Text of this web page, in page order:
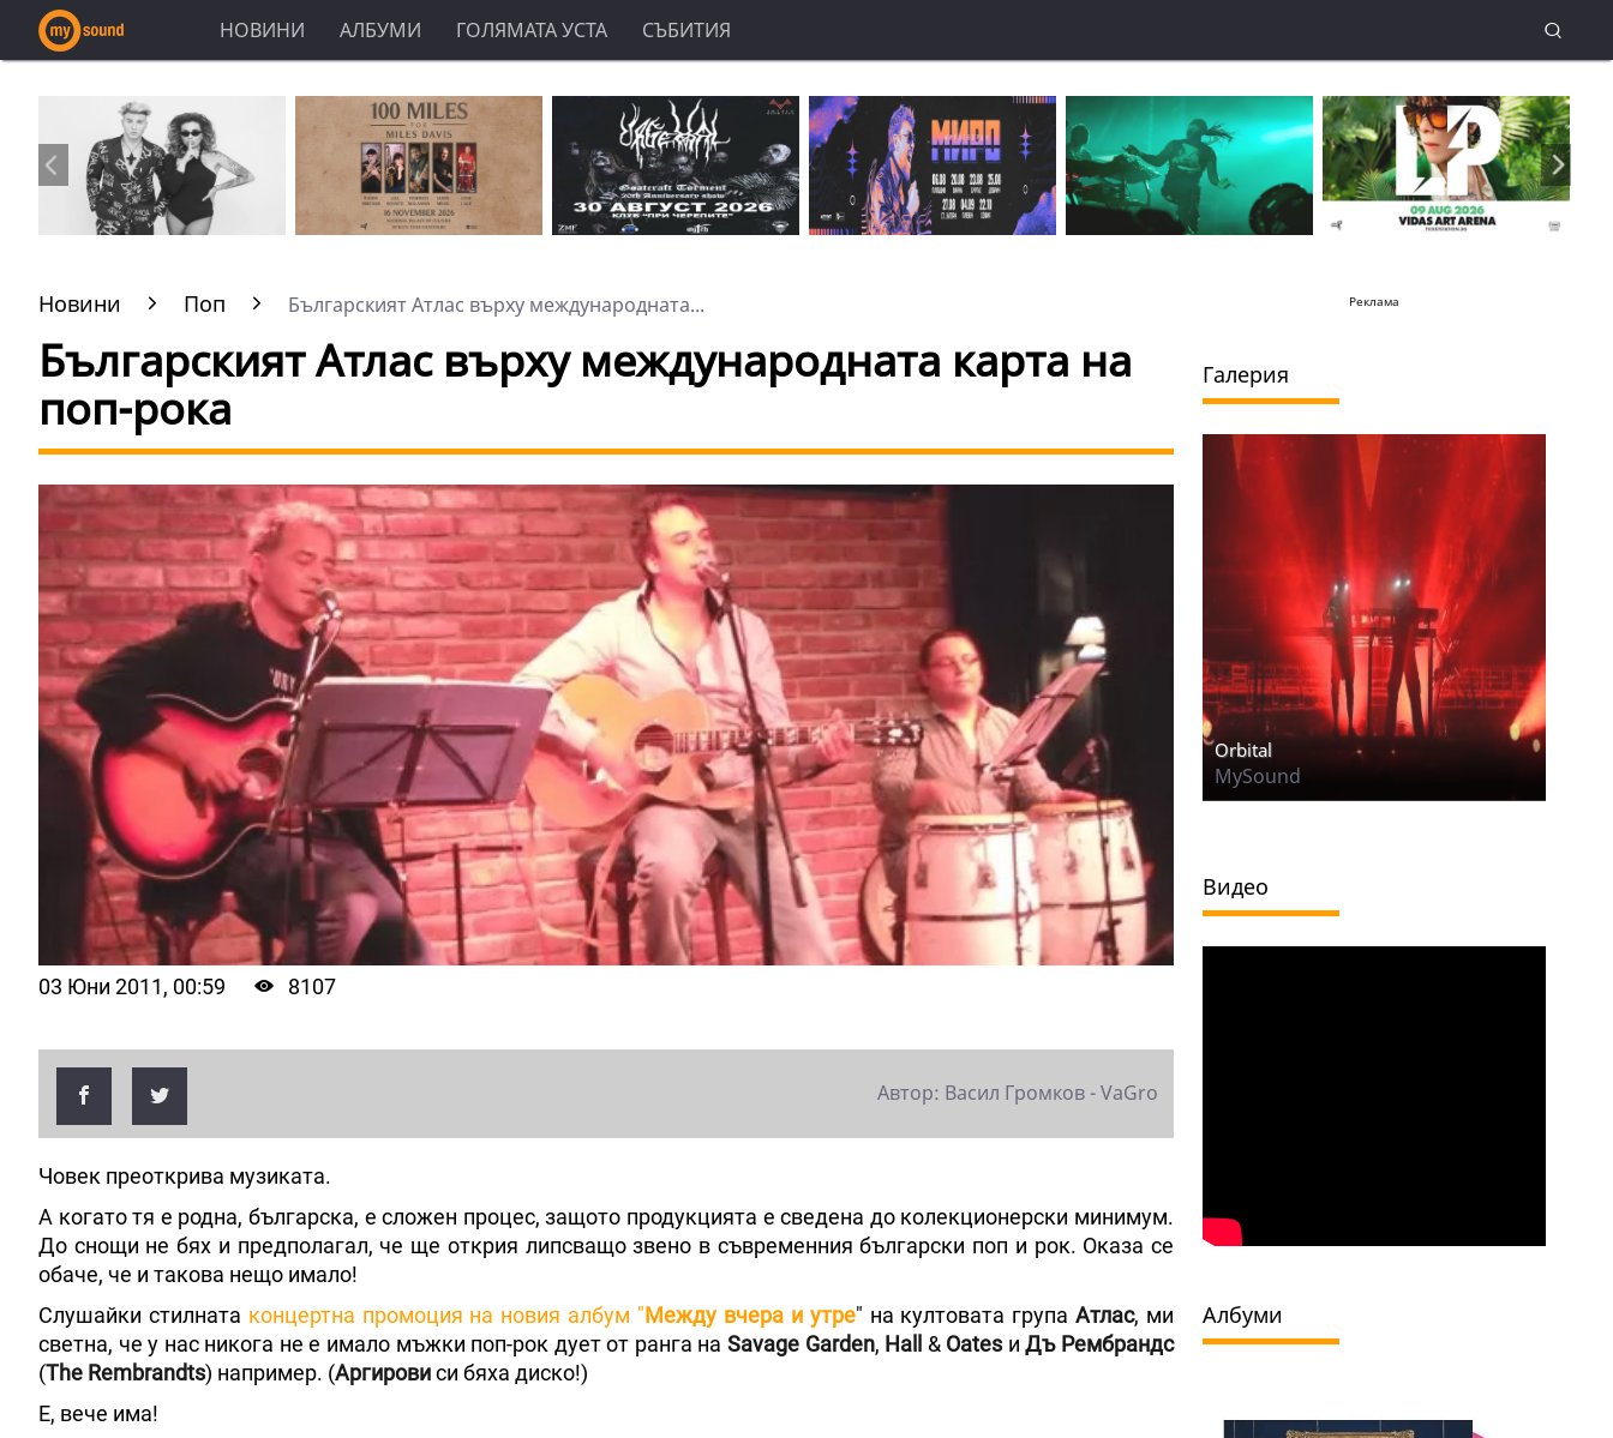
НОВИНИ АЛБУМИ ГОЛЯМАТА УСТА СЪБИТИЯ
Новини Поп Българският Атлас върху международната...
Българският Атлас върху международната карта на
поп-рока
03 Юни 2011, 00:59 8107
Автор: Васил Громков - VaGro
Човек преоткрива музиката.
А когато тя е родна, българска, е сложен процес, защото продукцията е сведена до колекционерски минимум.
До снощи не бях и предполагал, че ще открия липсващо звено в съвременния български поп и рок. Оказа се
обаче, че и такова нещо имало!
Слушайки стилната концертна промоция на новия албум "Между вчера и утре" на култовата група Атлас, ми
светна, че у нас никога не е имало мъжки поп-рок дует от ранга на Savage Garden, Hall & Oates иДъ Рембрандс
(The Rembrandts) например. (Аргировиси бяха диско!)
Е, вече има!
Реклама
Галерия
Orbital
MySound
Видео
Албуми